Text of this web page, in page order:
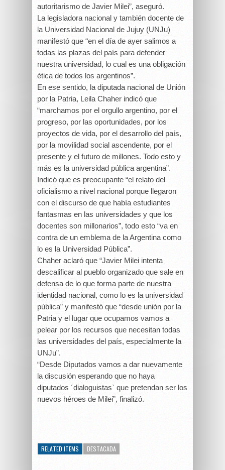
autoritarismo de Javier Milei”, aseguró.
La legisladora nacional y también docente de
la Universidad Nacional de Jujuy (UNJu)
manifestó que “en el día de ayer salimos a
todas las plazas del país para defender
nuestra universidad, lo cual es una obligación
ética de todos los argentinos”.
En ese sentido, la diputada nacional de Unión
por la Patria, Leila Chaher indicó que
“marchamos por el orgullo argentino, por el
progreso, por las oportunidades, por los
proyectos de vida, por el desarrollo del país,
por la movilidad social ascendente, por el
presente y el futuro de millones. Todo esto y
más es la universidad pública argentina”.
Indicó que es preocupante “el relato del
oficialismo a nivel nacional porque llegaron
con el discurso de que había estudiantes
fantasmas en las universidades y que los
docentes son millonarios”, todo esto “va en
contra de un emblema de la Argentina como
lo es la Universidad Pública”.
Chaher aclaró que “Javier Milei intenta
descalificar al pueblo organizado que sale en
defensa de lo que forma parte de nuestra
identidad nacional, como lo es la universidad
pública” y manifestó que “desde unión por la
Patria y el lugar que ocupamos vamos a
pelear por los recursos que necesitan todas
las universidades del país, especialmente la
UNJu”.
“Desde Diputados vamos a dar nuevamente
la discusión esperando que no haya
diputados ´dialoguistas` que pretendan ser los
nuevos héroes de Milei”, finalizó.
RELATED ITEMS DESTACADA